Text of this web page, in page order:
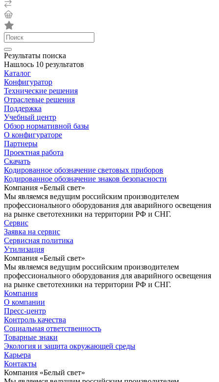
Результаты поиска
Нашлось 10 результатов
Каталог
Конфигуратор
Технические решения
Отраслевые решения
Поддержка
Учебный центр
Обзор нормативной базы
О конфигураторе
Партнеры
Проектная работа
Скачать
Кодированное обозначение световых приборов
Кодированное обозначение знаков безопасности
Компания «Белый свет»
Мы являемся ведущим российским производителем
профессионального оборудования для аварийного освещения
на рынке светотехники на территории РФ и СНГ.
Сервис
Заявка на сервис
Сервисная политика
Утилизация
Компания «Белый свет»
Мы являемся ведущим российским производителем
профессионального оборудования для аварийного освещения
на рынке светотехники на территории РФ и СНГ.
Компания
О компании
Пресс-центр
Контроль качества
Социальная ответственность
Товарные знаки
Экология и защита окружающей среды
Карьера
Контакты
Компания «Белый свет»